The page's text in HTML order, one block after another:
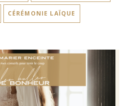
CÉRÉMONIE LAÏQUE